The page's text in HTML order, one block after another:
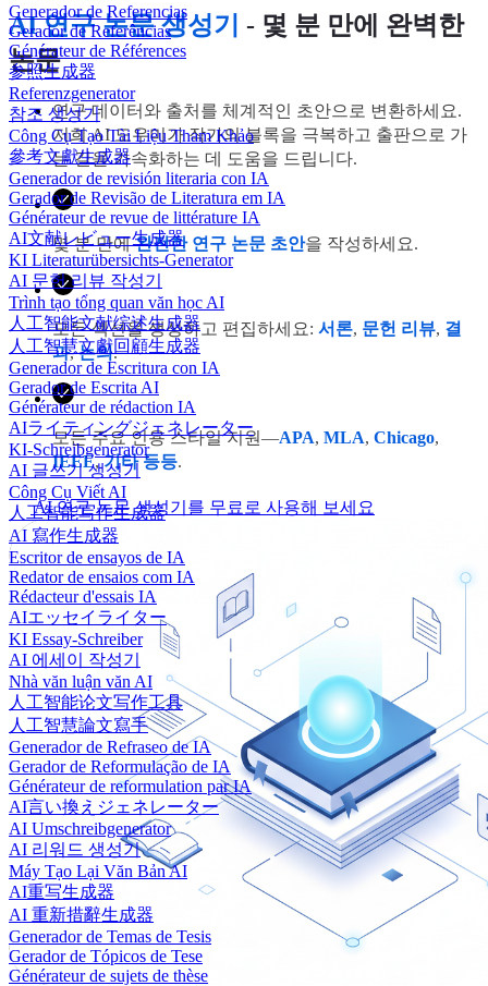
Generador de Referencias
Gerador de Referências
Générateur de Références
参照生成器
Referenzgenerator
참조 생성기
Công Cụ Tạo Tài Liệu Tham Khảo
參考文獻生成器
Generador de revisión literaria con IA
Gerador de Revisão de Literatura em IA
Générateur de revue de littérature IA
AI文献レビュー生成器
KI Literaturübersichts-Generator
AI 문헌 리뷰 작성기
Trình tạo tổng quan văn học AI
人工智能文献综述生成器
人工智慧文獻回顧生成器
Generador de Escritura con IA
Gerador de Escrita AI
Générateur de rédaction IA
AIライティングジェネレーター
KI-Schreibgenerator
AI 글쓰기 생성기
Công Cụ Viết AI
人工智能写作生成器
AI 寫作生成器
Escritor de ensayos de IA
Redator de ensaios com IA
Rédacteur d'essais IA
AIエッセイライター
KI Essay-Schreiber
AI 에세이 작성기
Nhà văn luận văn AI
人工智能论文写作工具
人工智慧論文寫手
Generador de Refraseo de IA
Gerador de Reformulação de IA
Générateur de reformulation par IA
AI言い換えジェネレーター
AI Umschreibgenerator
AI 리워드 생성기
Máy Tạo Lại Văn Bản AI
AI重写生成器
AI 重新措辭生成器
Generador de Temas de Tesis
Gerador de Tópicos de Tese
Générateur de sujets de thèse
AI 연구 논문 생성기
- 몇 분 만에 완벽한
논문
연구 데이터와 출처를 체계적인 초안으로 변환하세요.
저희 AI 도우미가 작가의 블록을 극복하고 출판으로 가
는 길을 가속화하는 데 도움을 드립니다.
몇 분 만에완전한 연구 논문 초안을 작성하세요.
모든 섹션을 생성하고 편집하세요: 서론, 문헌 리뷰, 결
과,논의.
모든 주요 인용 스타일 지원—APA, MLA, Chicago,
IEEE,기타 등등.
AI 연구 논문 생성기를 무료로 사용해 보세요